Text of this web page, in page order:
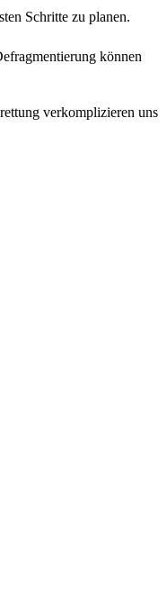
Schritte zu planen.
können
verkomplizieren uns